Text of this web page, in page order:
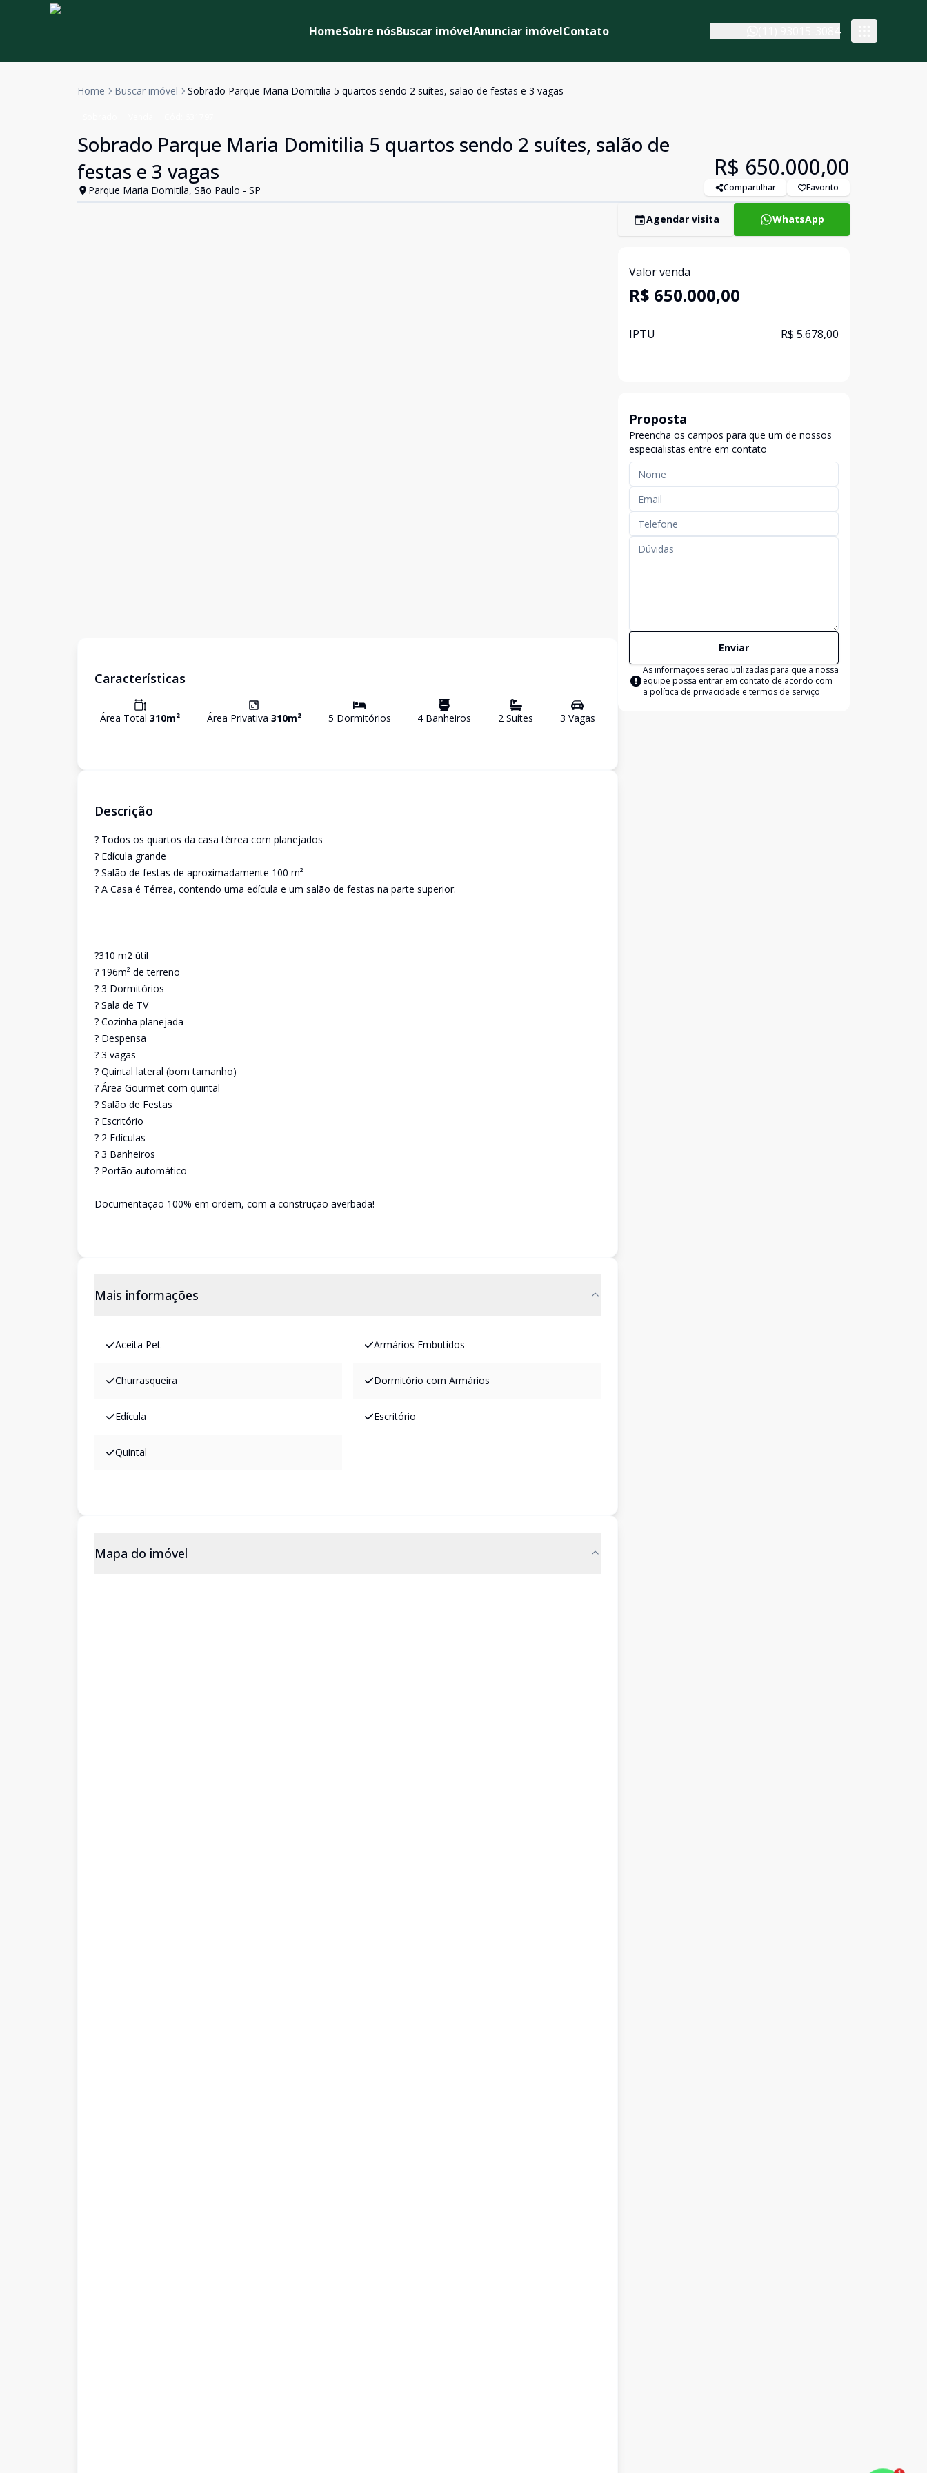
HomeSobre nósBuscar imóvelAnunciar imóvelContato
Home Buscar imóvel Sobrado Parque Maria Domitilia 5 quartos sendo 2 suítes, salão de festas e 3 vagas
Sobrado Parque Maria Domitilia 5 quartos sendo 2 suítes, salão de
festas e 3 vagas
Parque Maria Domitila, São Paulo - SP
R$ 650.000,00
Compartilhar Favorito
Características
Área Total 310m² Área Privativa 310m² 5 Dormitórios 4 Banheiros 2 Suítes 3 Vagas
Descrição
? Todos os quartos da casa térrea com planejados
? Edícula grande
? Salão de festas de aproximadamente 100 m²
? A Casa é Térrea, contendo uma edícula e um salão de festas na parte superior.
?310 m2 útil
? 196m² de terreno
? 3 Dormitórios
? Sala de TV
? Cozinha planejada
? Despensa
? 3 vagas
? Quintal lateral (bom tamanho)
? Área Gourmet com quintal
? Salão de Festas
? Escritório
? 2 Edículas
? 3 Banheiros
? Portão automático
Documentação 100% em ordem, com a construção averbada!
Mais informações
Aceita Pet Armários Embutidos
Churrasqueira Dormitório com Armários
Edícula Escritório
Quintal
Mapa do imóvel
Agendar visita WhatsApp
Valor venda
R$ 650.000,00
IPTU R$ 5.678,00
Proposta
Preencha os campos para que um de nossos
especialistas entre em contato
Enviar
As informações serão utilizadas para que a nossa
equipe possa entrar em contato de acordo com
a política de privacidade e termos de serviço